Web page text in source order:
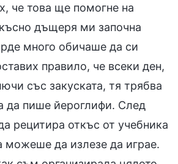
че това ще помогне на
дъщеря ми започна
много обичаше да си
правило, че всеки ден,
със закуската, тя трябва
да пише йероглифи. След
рецитира откъс от учебника
можеше да излезе да играе.